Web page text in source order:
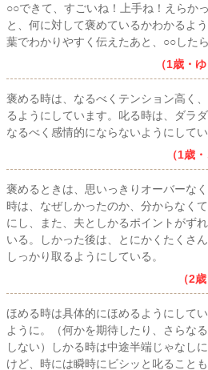
○○できて、すごいね！上手ね！えらか
と、何に対して褒めているかわかるよ
葉でわかりやすく伝えたあと、○○した
（1歳・
褒める時は、なるべくテンション高く
るようにしています。叱る時は、ダラ
なるべく感情的にならないようにしてい
（1歳
褒めるときは、思いっきりオーバーな
時は、なぜしかったのか、分からなく
にし、また、夫としかるポイントがず
いる。しかった後は、とにかくたくさ
しっかり取るようにしている。
（2
ほめる時は具体的にほめるようにして
ように。（何かを期待したり、さらな
しない）しかる時は中途半端じゃなし
けど、時には瞬時にビシッと叱ること